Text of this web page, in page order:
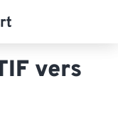
vers